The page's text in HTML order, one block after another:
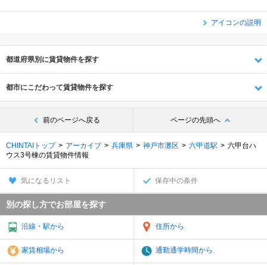
アイコンの説明
都道府県別に賃貸物件を探す
都市にこだわって賃貸物件を探す
前のページへ戻る ページの先頭へ
CHINTAIトップ アーカイブ 兵庫県 神戸市灘区 六甲道駅
六甲台ハ
ウス3号棟の賃貸物件情報
気になるリスト 保存中の条件
別の探し方でお部屋を探す
沿線・駅から 住所から
家賃相場から 通勤通学時間から